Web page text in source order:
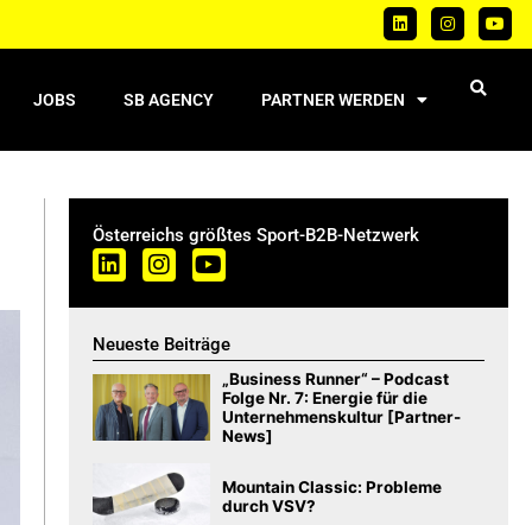
JOBS SB AGENCY PARTNER WERDEN
Österreichs größtes Sport-B2B-Netzwerk
Neueste Beiträge
„Business Runner“ – Podcast
Folge Nr. 7: Energie für die
Unternehmenskultur [Partner-
News]
Mountain Classic: Probleme
durch VSV?